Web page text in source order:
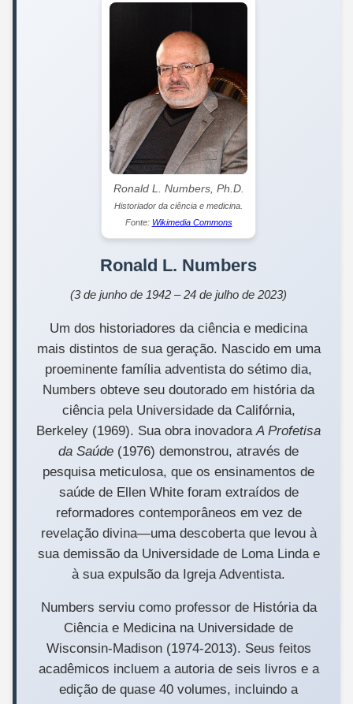
Ronald L. Numbers, Ph.D.
Historiador da ciência e medicina.
Fonte: Wikimedia Commons
Ronald L. Numbers
(3 de junho de 1942 – 24 de julho de 2023)
Um dos historiadores da ciência e medicina
mais distintos de sua geração. Nascido em uma
proeminente família adventista do sétimo dia,
Numbers obteve seu doutorado em história da
ciência pela Universidade da Califórnia,
Berkeley (1969). Sua obra inovadora A Profetisa
da Saúde (1976) demonstrou, através de
pesquisa meticulosa, que os ensinamentos de
saúde de Ellen White foram extraídos de
reformadores contemporâneos em vez de
revelação divina—uma descoberta que levou à
sua demissão da Universidade de Loma Linda e
à sua expulsão da Igreja Adventista.
Numbers serviu como professor de História da
Ciência e Medicina na Universidade de
Wisconsin-Madison (1974-2013). Seus feitos
acadêmicos incluem a autoria de seis livros e a
edição de quase 40 volumes, incluindo a